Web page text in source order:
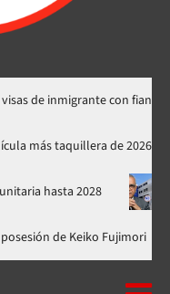
con fianza en RD
en la película más
2028 Carlos
la toma de posesión de Keiko